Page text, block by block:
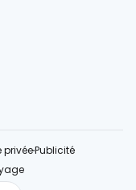
privéePublicité